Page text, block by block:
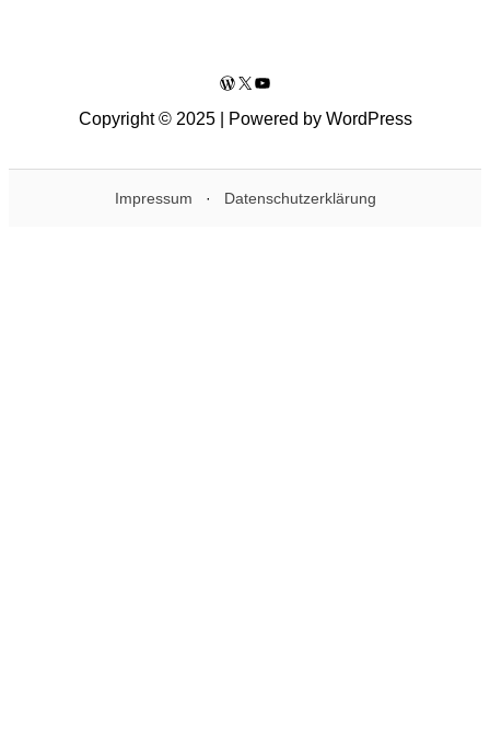
WordPress
X YouTube
Copyright © 2025 | Powered by WordPress
Impressum · Datenschutzerklärung